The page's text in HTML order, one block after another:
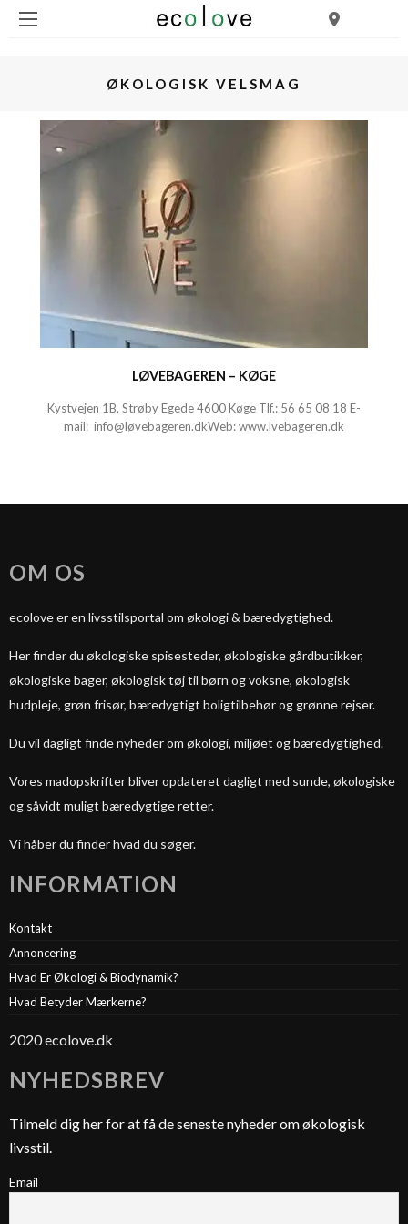
ØKOLOGISK VELSMAG
LØVEBAGEREN – KØGE
Kystvejen 1B, Strøby Egede 4600 Køge Tlf.: ​ 56 65 08 18 E-
mail: info@løvebageren.dk​ Web:www.lvebageren.dk
OM OS
ecolove er en livsstilsportal om økologi & bæredygtighed.
Her finder du økologiske spisesteder, økologiske gårdbutikker,
økologiske bager, økologisk tøj til børn og voksne, økologisk
hudpleje, grøn frisør, bæredygtigt boligtilbehør og grønne rejser.
Du vil dagligt finde nyheder om økologi, miljøet og bæredygtighed.
Vores madopskrifter bliver opdateret dagligt med sunde, økologiske
og såvidt muligt bæredygtige retter.
Vi håber du finder hvad du søger.
INFORMATION
Kontakt
Annoncering
Hvad Er Økologi & Biodynamik?
Hvad Betyder Mærkerne?
2020 ecolove.dk
NYHEDSBREV
Tilmeld dig her for at få de seneste nyheder om økologisk
livsstil.
Email